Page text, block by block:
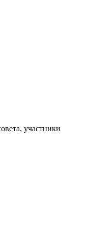
участники